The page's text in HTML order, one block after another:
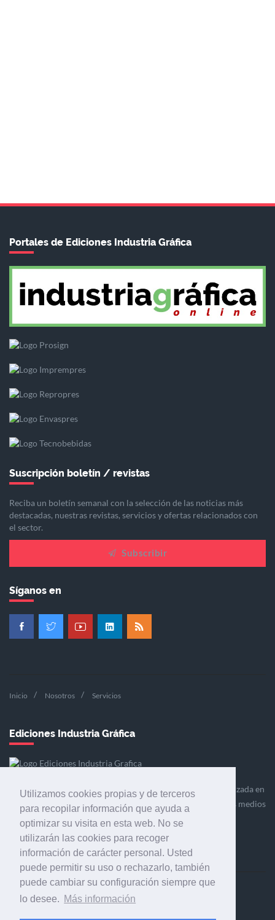
Utilizamos cookies propias y de terceros
para recopilar información que ayuda a
optimizar su visita en esta web. No se
utilizarán las cookies para recoger
información de carácter personal. Usted
puede permitir su uso o rechazarlo, también
puede cambiar su configuración siempre que
lo desee. Más información
Portales de Ediciones Industria Gráfica
Suscripción boletín / revistas
Reciba un boletín semanal con la selección de las noticias más
destacadas, nuestras revistas, servicios y ofertas relacionados con
el sector.
Subscribir
Síganos en
Inicio Nosotros Servicios
Ediciones Industria Gráfica
Ediciones Industria Gráfica es una empresa editora especializada en
el mercado de la comunicación gráfica que engloba diversos medios
profesionales especializados en el mercado gráfico, la
comunicación visual y el envasado.
Ediciones Industria Gráfica, S.C.P.